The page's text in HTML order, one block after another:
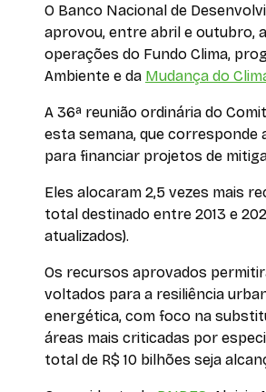
O Banco Nacional de
aprovou, entre abril e outubro,
operações do Fundo Clima,
Ambiente e da Mudança do
A 36ª reunião ordinária do
esta semana, que corresponde
para financiar projetos de
Eles alocaram 2,5 vezes mais
total destinado entre 2013 e
atualizados).
Os recursos aprovados
voltados para a resiliência
energética, com foco na
áreas mais criticadas por
total de R$ 10 bilhões seja